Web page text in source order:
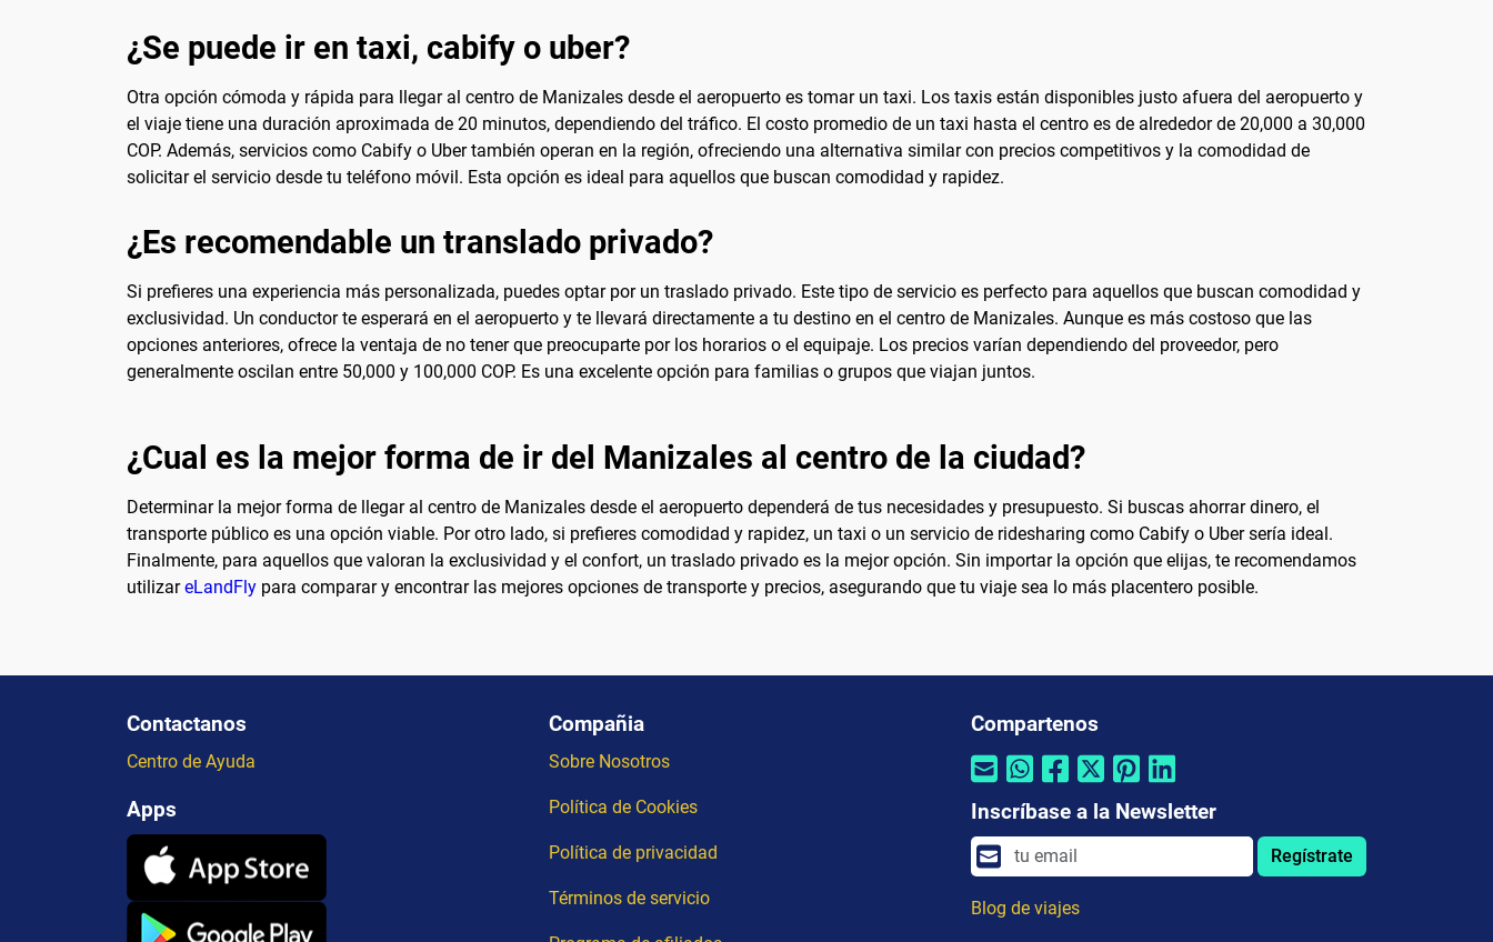
¿Se puede ir en taxi, cabify o uber?
Otra opción cómoda y rápida para llegar al centro de Manizales desde el aeropuerto es tomar un taxi. Los taxis están disponibles justo afuera del aeropuerto y
el viaje tiene una duración aproximada de 20 minutos, dependiendo del tráfico. El costo promedio de un taxi hasta el centro es de alrededor de 20,000 a 30,000
COP. Además, servicios como Cabify o Uber también operan en la región, ofreciendo una alternativa similar con precios competitivos y la comodidad de
solicitar el servicio desde tu teléfono móvil. Esta opción es ideal para aquellos que buscan comodidad y rapidez.
¿Es recomendable un translado privado?
Si prefieres una experiencia más personalizada, puedes optar por un traslado privado. Este tipo de servicio es perfecto para aquellos que buscan comodidad y
exclusividad. Un conductor te esperará en el aeropuerto y te llevará directamente a tu destino en el centro de Manizales. Aunque es más costoso que las
opciones anteriores, ofrece la ventaja de no tener que preocuparte por los horarios o el equipaje. Los precios varían dependiendo del proveedor, pero
generalmente oscilan entre 50,000 y 100,000 COP. Es una excelente opción para familias o grupos que viajan juntos.
¿Cual es la mejor forma de ir del Manizales al centro de la ciudad?
Determinar la mejor forma de llegar al centro de Manizales desde el aeropuerto dependerá de tus necesidades y presupuesto. Si buscas ahorrar dinero, el
transporte público es una opción viable. Por otro lado, si prefieres comodidad y rapidez, un taxi o un servicio de ridesharing como Cabify o Uber sería ideal.
Finalmente, para aquellos que valoran la exclusividad y el confort, un traslado privado es la mejor opción. Sin importar la opción que elijas, te recomendamos
utilizareLandFly para comparar y encontrar las mejores opciones de transporte y precios, asegurando que tu viaje sea lo más placentero posible.
Contactanos
Centro de Ayuda
Apps
Compañia
Sobre Nosotros
Política de Cookies
Política de privacidad
Términos de servicio
Compartenos
Inscríbase a la Newsletter
Regístrate
Blog de viajes